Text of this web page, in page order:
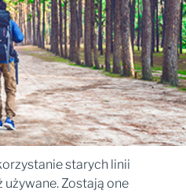
starych linii
Zostają one